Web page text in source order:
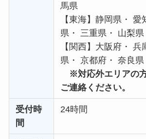
馬県
【東海】静岡県・
県・ 三重県・ 山梨
【関西】大阪府・ 兵
県・ 京都府・ 奈良
※対応外エリアの
ご連絡ください。
受付時
間
24時間